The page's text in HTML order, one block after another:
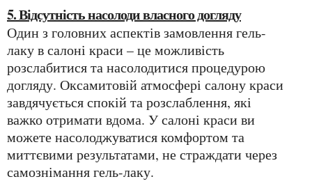
5. Відсутність насолоди власного догляду
Один з головних аспектів замовлення гель-
лаку в салоні краси – це можливість
розслабитися та насолодитися процедурою
догляду. Оксамитовій атмосфері салону краси
завдячується спокій та розслаблення, які
важко отримати вдома. У салоні краси ви
можете насолоджуватися комфортом та
миттєвими результатами, не страждати через
самознімання гель-лаку.